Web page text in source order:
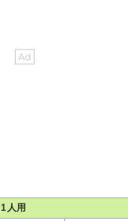
1人用